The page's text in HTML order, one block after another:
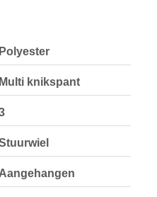
Polyester
Multi knikspant